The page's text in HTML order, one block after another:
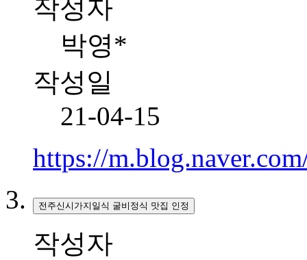
작성자
박영*
작성일
21-04-15
https://
전주신시가지일식 굴비정식 맛집 인정
작성자